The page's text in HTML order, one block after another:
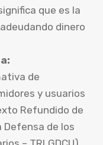
que es la
dinero
de
y usuarios
Refundido de
Defensa de los